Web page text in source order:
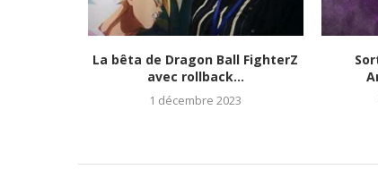
La bêta de Dragon Ball FighterZ
avec rollback...
1 décembre 2023